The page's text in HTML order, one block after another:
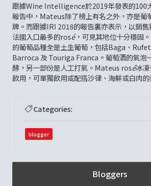
跟據Wine Intelligence於2019年發表的100
報告中，Mateus除了榜上有名之外，亦是葡
牌。而跟據IRI 2018的報告裏亦表示，以銷
法國入口最多的rosé，可見其地位十分穩固
的葡萄品種全是土生葡萄，包括Baga、
Barroca 及 Touriga Franca。葡萄酒的氣泡
酵，另一部份是人工打氣。Mateus rosé冰
飲用，可單獨飲用或配搭沙律、海鮮或白肉的
Categories:
blogger
Bloggers